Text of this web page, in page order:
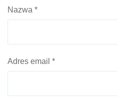
Nazwa *
Adres email *